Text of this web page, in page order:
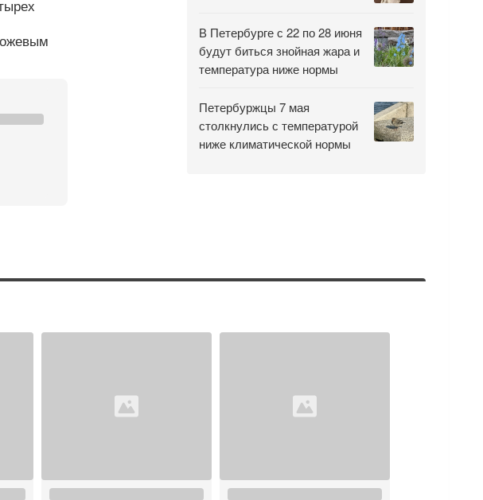
В Петербурге с 22 по 28 июня
будут биться знойная жара и
температура ниже нормы
Петербуржцы 7 мая
столкнулись с температурой
ниже климатической нормы